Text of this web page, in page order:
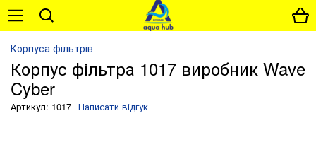
Корпуса фільтрів
Корпус фільтра 1017 виробник Wave
Cyber
Артикул: 1017 Написати відгук